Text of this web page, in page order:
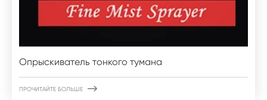
Опрыскиватель тонкого тумана
ПРОЧИТАЙТЕ БОЛЬШЕ 